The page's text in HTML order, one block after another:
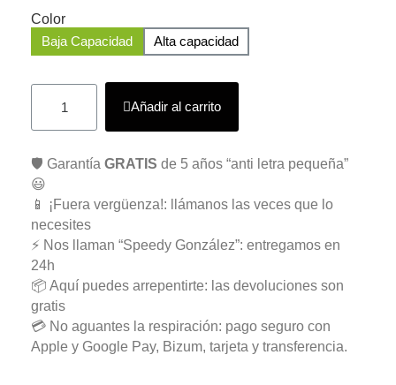
Color
Baja Capacidad
Alta capacidad
Añadir al carrito
🛡️ Garantía GRATIS de 5 años “anti letra pequeña”
😃
📱 ¡Fuera vergüenza!: llámanos las veces que lo
necesites
⚡ Nos llaman “Speedy González”: entregamos en
24h
📦 Aquí puedes arrepentirte: las devoluciones son
gratis
💳 No aguantes la respiración: pago seguro con
Apple y Google Pay, Bizum, tarjeta y transferencia.